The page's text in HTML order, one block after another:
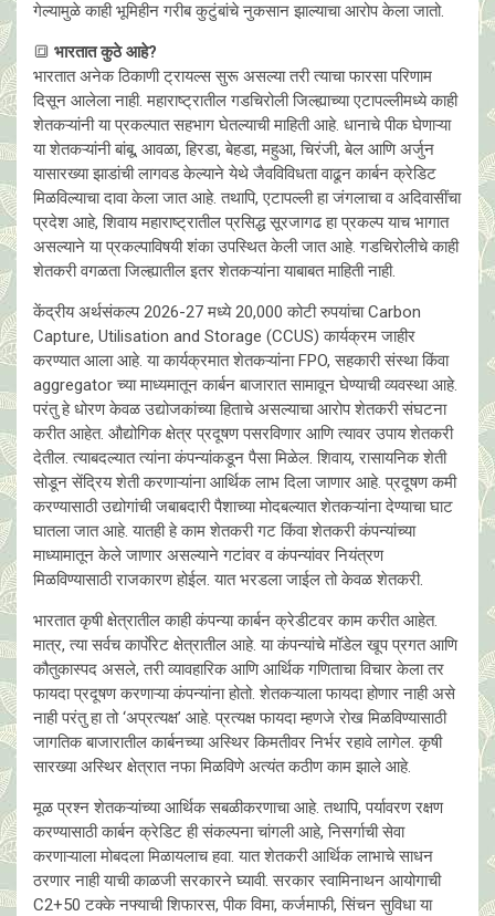
गेल्यामुळे काही भूमिहीन गरीब कुटुंबांचे नुकसान झाल्याचा आरोप केला जातो.
🔳 भारतात कुठे आहे?
भारतात अनेक ठिकाणी ट्रायल्स सुरू असल्या तरी त्याचा फारसा परिणाम
दिसून आलेला नाही. महाराष्ट्रातील गडचिरोली जिल्ह्याच्या एटापल्लीमध्ये काही
शेतकऱ्यांनी या प्रकल्पात सहभाग घेतल्याची माहिती आहे. धानाचे पीक घेणाऱ्या
या शेतकऱ्यांनी बांबू, आवळा, हिरडा, बेहडा, महुआ, चिरंजी, बेल आणि अर्जुन
यासारख्या झाडांची लागवड केल्याने येथे जैवविविधता वाढून कार्बन क्रेडिट
मिळविल्याचा दावा केला जात आहे. तथापि, एटापल्ली हा जंगलाचा व अदिवासींचा
प्रदेश आहे, शिवाय महाराष्ट्रातील प्रसिद्ध सूरजागढ हा प्रकल्प याच भागात
असल्याने या प्रकल्पाविषयी शंका उपस्थित केली जात आहे. गडचिरोलीचे काही
शेतकरी वगळता जिल्ह्यातील इतर शेतकऱ्यांना याबाबत माहिती नाही.
केंद्रीय अर्थसंकल्प 2026-27 मध्ये 20,000 कोटी रुपयांचा Carbon
Capture, Utilisation and Storage (CCUS) कार्यक्रम जाहीर
करण्यात आला आहे. या कार्यक्रमात शेतकऱ्यांना FPO, सहकारी संस्था किंवा
aggregator च्या माध्यमातून कार्बन बाजारात सामावून घेण्याची व्यवस्था आहे.
परंतु हे धोरण केवळ उद्योजकांच्या हिताचे असल्याचा आरोप शेतकरी संघटना
करीत आहेत. औद्योगिक क्षेत्र प्रदूषण पसरविणार आणि त्यावर उपाय शेतकरी
देतील. त्याबदल्यात त्यांना कंपन्यांकडून पैसा मिळेल. शिवाय, रासायनिक शेती
सोडून सेंद्रिय शेती करणाऱ्यांना आर्थिक लाभ दिला जाणार आहे. प्रदूषण कमी
करण्यासाठी उद्योगांची जबाबदारी पैशाच्या मोदबल्यात शेतकऱ्यांना देण्याचा घाट
घातला जात आहे. यातही हे काम शेतकरी गट किंवा शेतकरी कंपन्यांच्या
माध्यामातून केले जाणार असल्याने गटांवर व कंपन्यांवर नियंत्रण
मिळविण्यासाठी राजकारण होईल. यात भरडला जाईल तो केवळ शेतकरी.
भारतात कृषी क्षेत्रातील काही कंपन्या कार्बन क्रेडीटवर काम करीत आहेत.
मात्र, त्या सर्वच कार्पाेरेट क्षेत्रातील आहे. या कंपन्यांचे मॉडेल खूप प्रगत आणि
कौतुकास्पद असले, तरी व्यावहारिक आणि आर्थिक गणिताचा विचार केला तर
फायदा प्रदूषण करणाऱ्या कंपन्यांना होतो. शेतकऱ्याला फायदा होणार नाही असे
नाही परंतु हा तो ‘अप्रत्यक्ष’ आहे. प्रत्यक्ष फायदा म्हणजे रोख मिळविण्यासाठी
जागतिक बाजारातील कार्बनच्या अस्थिर किमतीवर निर्भर रहावे लागेल. कृषी
सारख्या अस्थिर क्षेत्रात नफा मिळविणे अत्यंत कठीण काम झाले आहे.
मूळ प्रश्न शेतकऱ्यांच्या आर्थिक सबळीकरणाचा आहे. तथापि, पर्यावरण रक्षण
करण्यासाठी कार्बन क्रेडिट ही संकल्पना चांगली आहे, निसर्गाची सेवा
करणाऱ्याला मोबदला मिळायलाच हवा. यात शेतकरी आर्थिक लाभाचे साधन
ठरणार नाही याची काळजी सरकारने घ्यावी. सरकार स्वामिनाथन आयोगाची
C2+50 टक्के नफ्याची शिफारस, पीक विमा, कर्जमाफी, सिंचन सुविधा या